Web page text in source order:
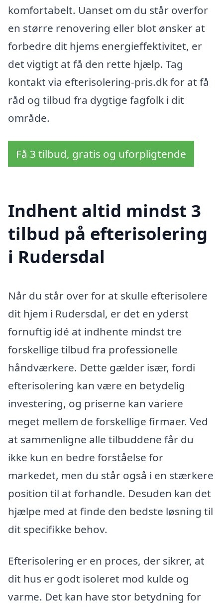
komfortabelt. Uanset om du står overfor
en større renovering eller blot ønsker at
forbedre dit hjems energieffektivitet, er
det vigtigt at få den rette hjælp. Tag
kontakt via efterisolering-pris.dk for at få
råd og tilbud fra dygtige fagfolk i dit
område.
Få 3 tilbud, gratis og uforpligtende
Indhent altid mindst 3
tilbud på efterisolering
i Rudersdal
Når du står over for at skulle efterisolere
dit hjem i Rudersdal, er det en yderst
fornuftig idé at indhente mindst tre
forskellige tilbud fra professionelle
håndværkere. Dette gælder især, fordi
efterisolering kan være en betydelig
investering, og priserne kan variere
meget mellem de forskellige firmaer. Ved
at sammenligne alle tilbuddene får du
ikke kun en bedre forståelse for
markedet, men du står også i en stærkere
position til at forhandle. Desuden kan det
hjælpe med at finde den bedste løsning til
dit specifikke behov.
Efterisolering er en proces, der sikrer, at
dit hus er godt isoleret mod kulde og
varme. Det kan have stor betydning for